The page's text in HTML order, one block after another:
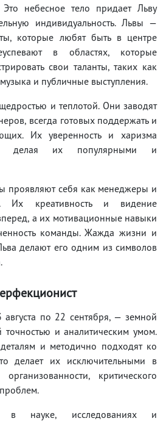
небесное тело придает Льву
индивидуальность. Львы —
которые любят быть в центре
в областях, которые
свои таланты, таких как
и публичные выступления.
и теплотой. Они заводят
всегда готовых поддержать и
Их уверенность и харизма
делая их популярными и
проявляют себя как менеджеры и
Их креативность и видение
а их мотивационные навыки
команды. Жажда жизни и
делают его одним из символов
по 22 сентября, — земной
точностью и аналитическим умом.
и методично подходят ко
делает их исключительными в
критического
в науке, исследованиях и